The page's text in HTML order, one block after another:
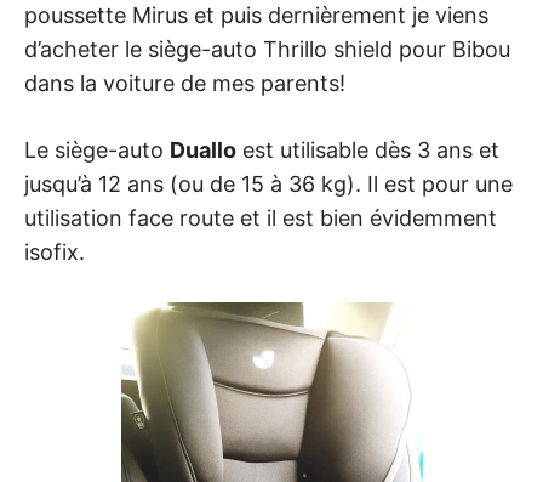
poussette Mirus et puis dernièrement je viens
d’acheter le siège-auto Thrillo shield pour Bibou
dans la voiture de mes parents!
Le siège-auto Duallo est utilisable dès 3 ans et
jusqu’à 12 ans (ou de 15 à 36 kg). Il est pour une
utilisation face route et il est bien évidemment
isofix.